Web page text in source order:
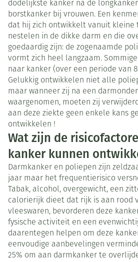
dodelijkste kanker na de
borstkanker bij vrouwen. Een
dat hij zich ontwikkelt vanuit kleine
nestelen in de dikke darm en die
goedaardig zijn: de zogenaamde
vormt zich heel langzaam.
naar kanker (over een periode van
Gelukkig ontwikkelen niet alle
maar wanneer zij na een
waargenomen, moeten zij
aan deze ziekte geen enkele kans
ontwikkelen !
Wat zijn de
kanker kunnen
Darmkanker en poliepen zijn
jaar maar het frequentierisico
Tabak, alcohol, overgewicht, een
calorierijk dieet dat rijk is aan rood
vleeswaren, bevorderen deze
fysische activiteit en een
daarentegen helpen om deze
eenvoudige aanbevelingen
25% om aan darmkanker te